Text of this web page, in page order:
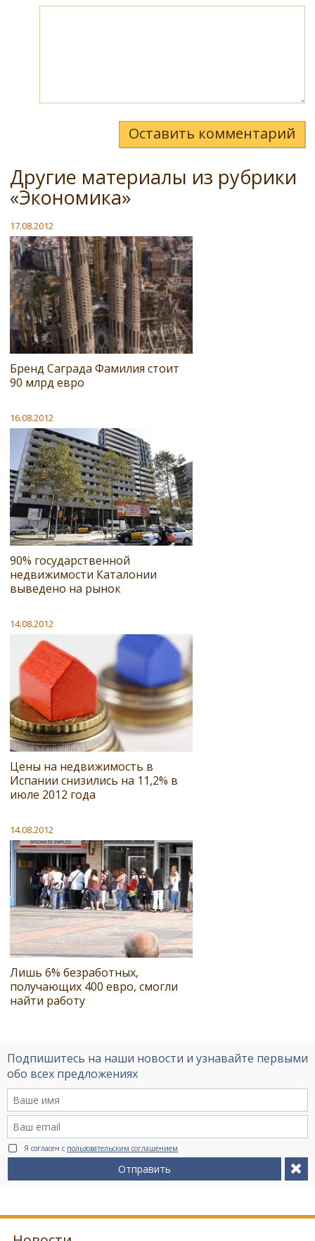
Оставить комментарий
Другие материалы из рубрики
«Экономика»
17.08.2012
Бренд Саграда Фамилия стоит
90 млрд евро
16.08.2012
90% государственной
недвижимости Каталонии
выведено на рынок
14.08.2012
Цены на недвижимость в
Испании снизились на 11,2% в
июле 2012 года
14.08.2012
Лишь 6% безработных,
получающих 400 евро, смогли
найти работу
Подпишитесь на наши новости и узнавайте первыми
обо всех предложениях
Я согласен с пользовательским соглашением
Отправить